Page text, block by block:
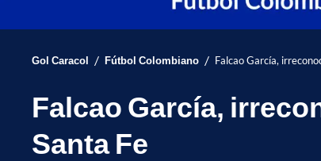
Gol Caracol / Fútbol Colombiano / Falcao García,
Falcao García,
Santa Fe